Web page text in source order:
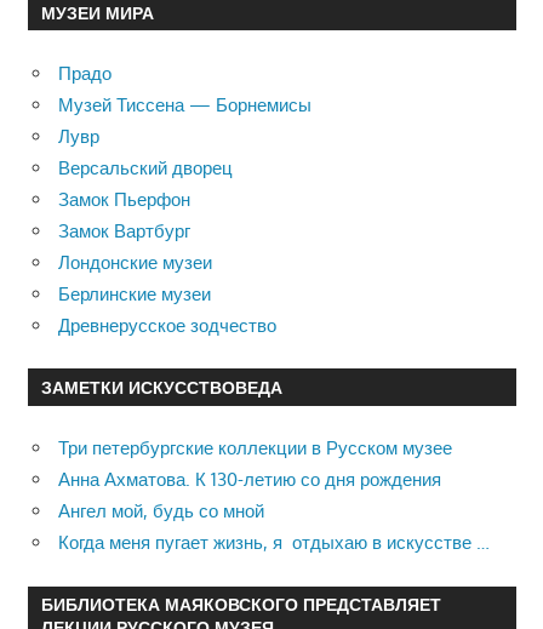
МУЗЕИ МИРА
Прадо
Музей Тиссена — Борнемисы
Лувр
Версальский дворец
Замок Пьерфон
Замок Вартбург
Лондонские музеи
Берлинские музеи
Древнерусское зодчество
ЗАМЕТКИ ИСКУССТВОВЕДА
Три петербургские коллекции в Русском музее
Анна Ахматова. К 130-летию со дня рождения
Ангел мой, будь со мной
Когда меня пугает жизнь, я отдыхаю в искусстве …
БИБЛИОТЕКА МАЯКОВСКОГО ПРЕДСТАВЛЯЕТ